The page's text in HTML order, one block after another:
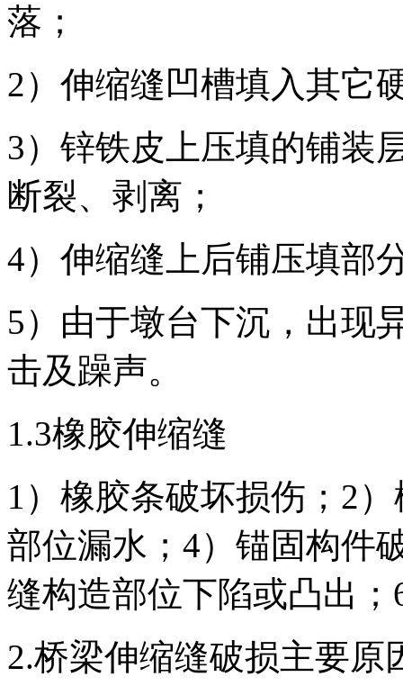
落；
2）伸缩缝凹槽填入其它
3）锌铁皮上压填的铺装
断裂、剥离；
4）伸缩缝上后铺压填部
5）由于墩台下沉，出现
击及躁声。
1.3橡胶伸缩缝
1）橡胶条破坏损伤；2
部位漏水；4）锚固构件
缝构造部位下陷或凸出
2.桥梁伸缩缝破损主要原